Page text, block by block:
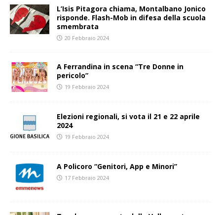
L’Isis Pitagora chiama, Montalbano Jonico
risponde. Flash-Mob in difesa della scuola
smembrata
20 Febbraio 2024
A Ferrandina in scena “Tre Donne in
pericolo”
19 Febbraio 2024
Elezioni regionali, si vota il 21 e 22 aprile
2024
19 Febbraio 2024
A Policoro “Genitori, App e Minori”
17 Febbraio 2024